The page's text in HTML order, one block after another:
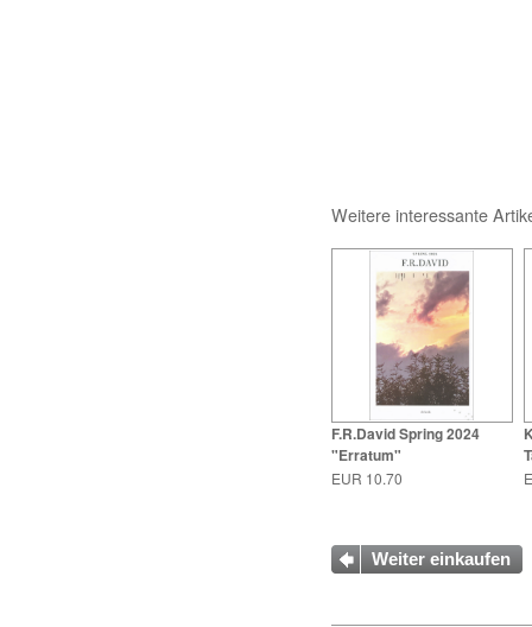
Weitere interessante
F.R.David Spring 2024
"Erratum"
EUR 10.70
Weiter einkaufen